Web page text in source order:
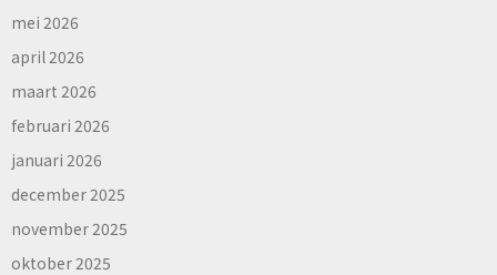
mei 2026
april 2026
maart 2026
februari 2026
januari 2026
december 2025
november 2025
oktober 2025